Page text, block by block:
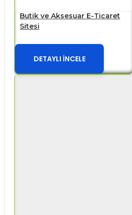
Butik ve Aksesuar E-Ticaret
Sitesi
DETAYLI İNCELE